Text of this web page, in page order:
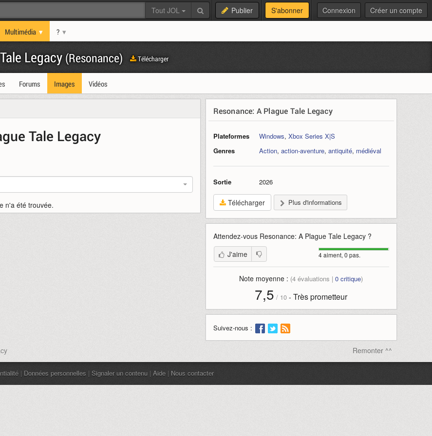
Tout JOL Publier S'abonner Connexion Créer un compte
Multimédia ?
Legacy(Resonance) Télécharger
Forums Images Vidéos
Tale Legacy
n'a été trouvée.
Resonance: A Plague Tale Legacy
Plateformes Windows, Xbox Series X|S
Genres
Action, action-aventure, antiquité, médiéval
Sortie 2026
Télécharger Plus d'informations
Attendez-vous Resonance: A Plague Tale Legacy?
4 aiment, 0 pas.
J'aime
Note moyenne : (4 évaluations |0 critique)
7,5 / 10 -Très prometteur
Suivez-nous :
Remonter ^^
| Données personnelles | Signaler un contenu | Aide | Nous contacter